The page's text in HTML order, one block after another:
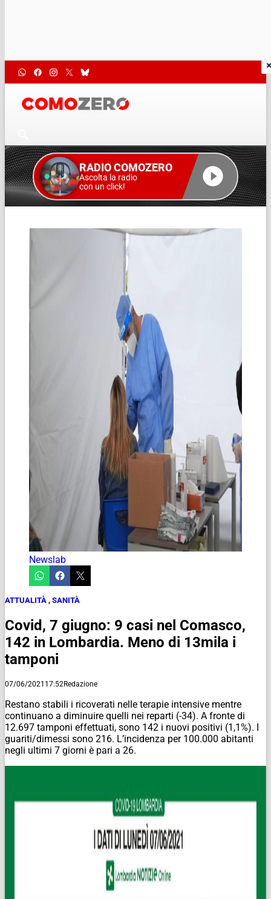
RADIO COMOZERO
Ascolta la radio
con un click!
Newslab
ATTUALITÀ , SANITÀ
Covid, 7 giugno: 9 casi nel Comasco,
142 in Lombardia. Meno di 13mila i
tamponi
07/06/2021 17:52Redazione
Restano stabili i ricoverati nelle terapie intensive mentre
continuano a diminuire quelli nei reparti (-34). A fronte di
12.697 tamponi effettuati, sono 142 i nuovi positivi (1,1%). I
guariti/dimessi sono 216. L’incidenza per 100.000 abitanti
negli ultimi 7 giorni è pari a 26.